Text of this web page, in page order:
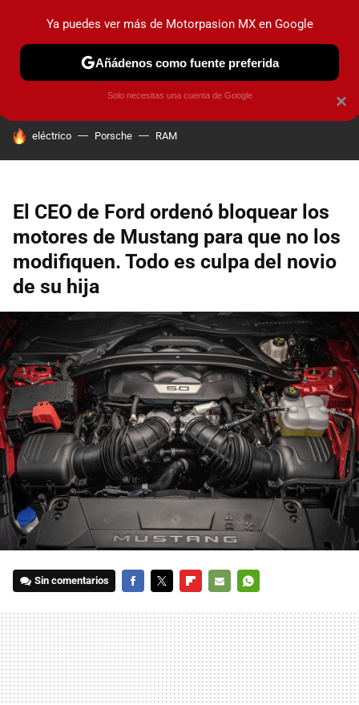
PRUEBAS INDUSTRIA HOY NO CIRCULA
HOY SE HABLA DE
eléctrico Porsche RAM
El CEO de Ford ordenó bloquear los
motores de Mustang para que no los
modifiquen. Todo es culpa del novio
de su hija
Sin comentarios
MAIL
×
Ya puedes ver más de Motorpasion MX en Google
Añádenos como fuente preferida
Solo necesitas una cuenta de Google